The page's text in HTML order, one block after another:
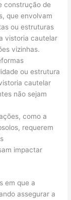
construção de
que envolvam
ou estruturas
vistoria cautelar
vizinhas.
ou estrutura
cautelar
não sejam
como a
requerem
impactar
em que a
assegurar a